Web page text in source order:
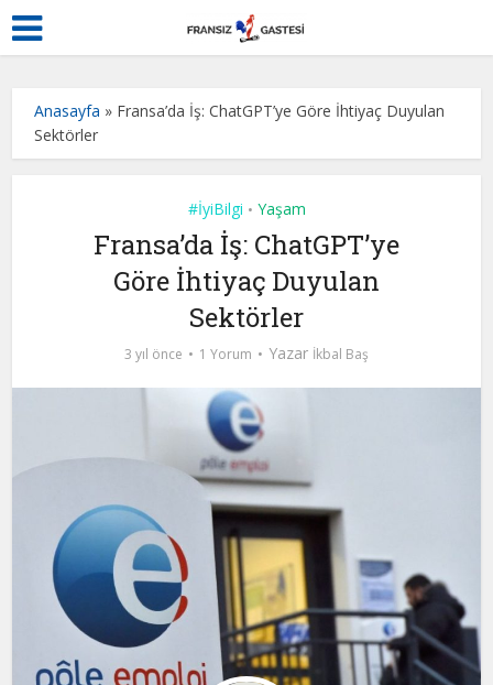
Anasayfa » Fransa’da İş: ChatGPT’ye Göre İhtiyaç Duyulan
Sektörler
#İyiBilgi • Yaşam
Fransa’da İş: ChatGPT’ye
Göre İhtiyaç Duyulan
Sektörler
3 yıl önce 1 Yorum Yazar İkbal Baş